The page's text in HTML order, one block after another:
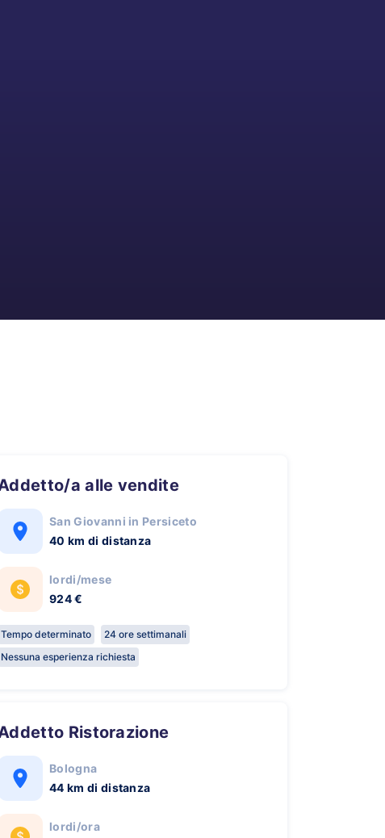
Addetto/a alle vendite
San Giovanni in Persiceto
40 km di distanza
lordi/mese
924 €
Tempo determinato
24 ore settimanali
Nessuna esperienza richiesta
Addetto Ristorazione
Bologna
44 km di distanza
lordi/ora